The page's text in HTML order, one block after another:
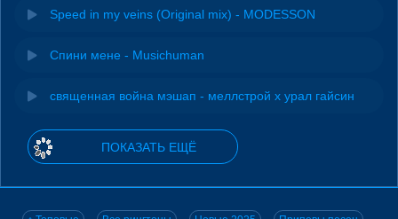
Speed in my veins (Original mix) - MODESSON
Спини мене - Musichuman
священная война мэшап - меллстрой х урал гайсин
ПОКАЗАТЬ ЕЩЁ